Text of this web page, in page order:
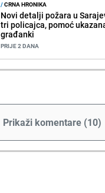
/CRNA HRONIKA
Novi detalji požara u
tri policajca, pomoć
građanki
PRIJE 2 DANA
Prikaži komentare (10)